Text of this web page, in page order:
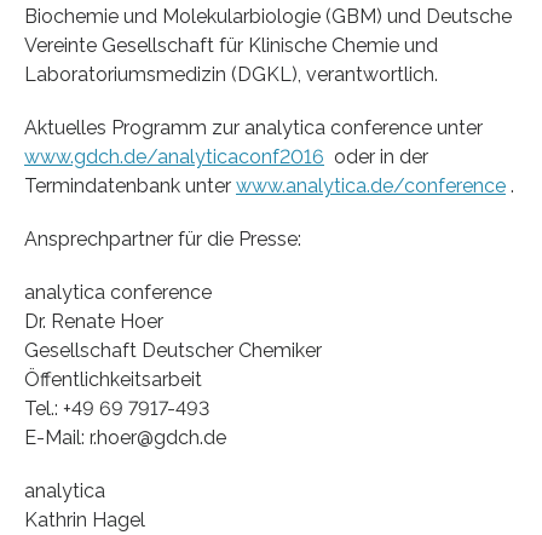
Biochemie und Molekularbiologie (GBM) und Deutsche
Vereinte Gesellschaft für Klinische Chemie und
Laboratoriumsmedizin (DGKL), verantwortlich.
Aktuelles Programm zur analytica conference unter
www.gdch.de/analyticaconf2016 oder in der
Termindatenbank unter www.analytica.de/conference .
Ansprechpartner für die Presse:
analytica conference
Dr. Renate Hoer
Gesellschaft Deutscher Chemiker
Öffentlichkeitsarbeit
Tel.: +49 69 7917-493
E-Mail: r.hoer@gdch.de
analytica
Kathrin Hagel